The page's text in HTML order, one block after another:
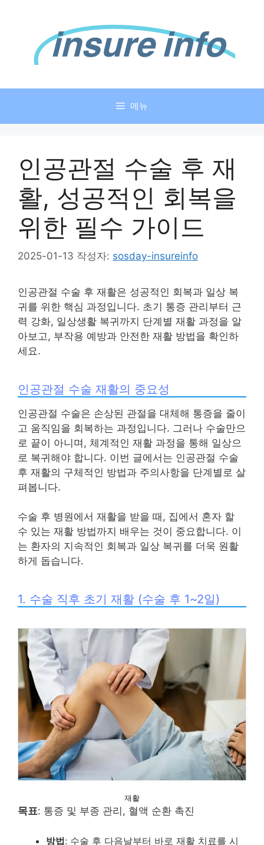
메뉴
인공관절 수술 후 재
활, 성공적인 회복을
위한 필수 가이드
2025-01-13 작성자: sosday-insureinfo
인공관절 수술 후 재활은 성공적인 회복과 일상 복
귀를 위한 핵심 과정입니다. 초기 통증 관리부터 근
력 강화, 일상생활 복귀까지 단계별 재활 과정을 알
아보고, 부작용 예방과 안전한 재활 방법을 확인하
세요.
인공관절 수술 재활의 중요성
인공관절 수술은 손상된 관절을 대체해 통증을 줄이
고 움직임을 회복하는 과정입니다. 그러나 수술만으
로 끝이 아니며, 체계적인 재활 과정을 통해 일상으
로 복귀해야 합니다. 이번 글에서는 인공관절 수술
후 재활의 구체적인 방법과 주의사항을 단계별로 살
펴봅니다.
수술 후 병원에서 재활을 받을 때, 집에서 혼자 할
수 있는 재활 방법까지 배우는 것이 중요합니다. 이
는 환자의 지속적인 회복과 일상 복귀를 더욱 원활
하게 돕습니다.
1. 수술 직후 초기 재활 (수술 후 1~2일)
재활
목표: 통증 및 부종 관리, 혈액 순환 촉진
방법: 수술 후 다음날부터 바로 재활 치료를 시